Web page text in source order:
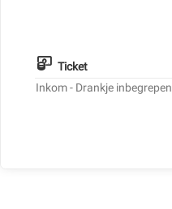
Ticket
Inkom - Drankje inbegrepen